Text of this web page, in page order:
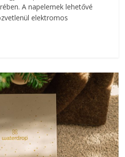
A napelemek lehetővé
elektromos